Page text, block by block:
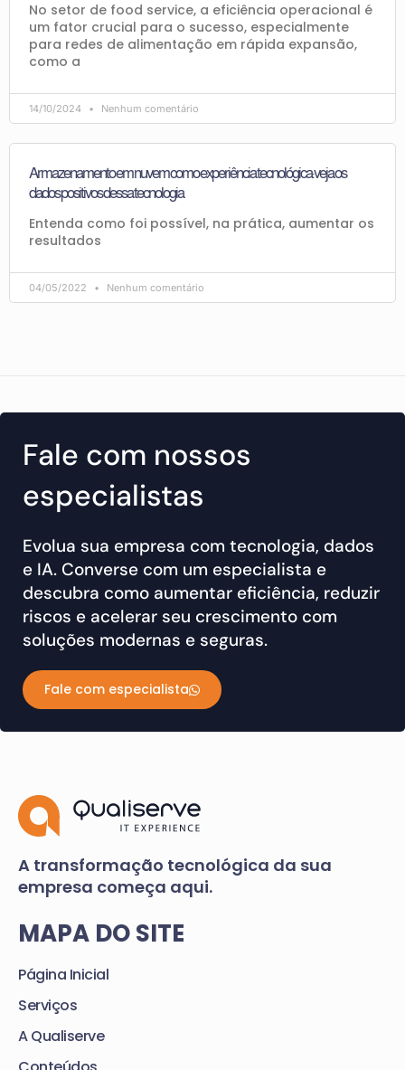
No setor de food service, a eficiência operacional é
um fator crucial para o sucesso, especialmente
para redes de alimentação em rápida expansão,
como a
14/10/2024 Nenhum comentário
Armazenamento em nuvem como experiência tecnológica: veja os
dados positivos dessa tecnologia
Entenda como foi possível, na prática, aumentar os
resultados
04/05/2022 Nenhum comentário
Fale com nossos
especialistas
Evolua sua empresa com tecnologia, dados
e IA. Converse com um especialista e
descubra como aumentar eficiência, reduzir
riscos e acelerar seu crescimento com
soluções modernas e seguras.
Fale com especialista
A transformação tecnológica da sua
empresa começa aqui.
MAPA DO SITE
Página Inicial
Serviços
A Qualiserve